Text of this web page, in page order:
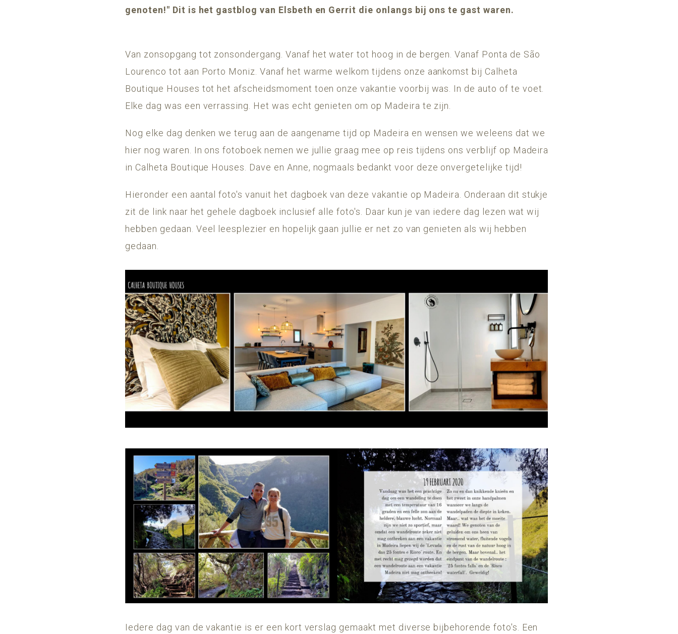
genoten!" Dit is het gastblog van Elsbeth en Gerrit die onlangs bij ons te gast waren.
Van zonsopgang tot zonsondergang. Vanaf het water tot hoog in de bergen. Vanaf Ponta de São
Lourenco tot aan Porto Moniz. Vanaf het warme welkom tijdens onze aankomst bij Calheta
Boutique Houses tot het afscheidsmoment toen onze vakantie voorbij was. In de auto of te voet.
Elke dag was een verrassing. Het was echt genieten om op Madeira te zijn.
Nog elke dag denken we terug aan de aangename tijd op Madeira en wensen we weleens dat we
hier nog waren. In ons fotoboek nemen we jullie graag mee op reis tijdens ons verblijf op Madeira
in Calheta Boutique Houses. Dave en Anne, nogmaals bedankt voor deze onvergetelijke tijd!
Hieronder een aantal foto's vanuit het dagboek van deze vakantie op Madeira. Onderaan dit stukje
zit de link naar het gehele dagboek inclusief alle foto's. Daar kun je van iedere dag lezen wat wij
hebben gedaan. Veel leesplezier en hopelijk gaan jullie er net zo van genieten als wij hebben
gedaan.
Iedere dag van de vakantie is er een kort verslag gemaakt met diverse bijbehorende foto's. Een